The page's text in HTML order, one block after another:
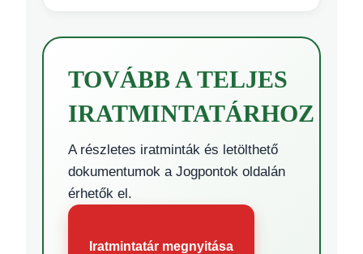
TOVÁBB A TELJES
IRATMINTATÁRHOZ
A részletes iratminták és letölthető
dokumentumok a Jogpontok oldalán
érhetők el.
Iratmintatár megnyitása